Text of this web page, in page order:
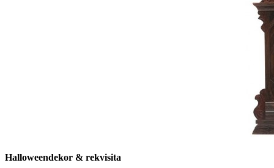
Halloweendekor & rekvisita